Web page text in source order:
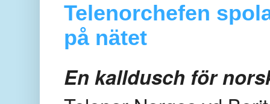
Telenorchefen
på nätet
En kalldusch för